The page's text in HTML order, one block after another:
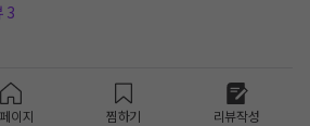
3
이지 찜하기 리뷰작성